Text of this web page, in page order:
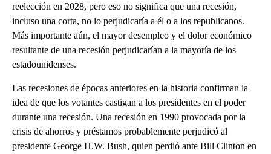
reelección en 2028, pero eso no significa que una recesión,
incluso una corta, no lo perjudicaría a él o a los republicanos.
Más importante aún, el mayor desempleo y el dolor económico
resultante de una recesión perjudicarían a la mayoría de los
estadounidenses.
Las recesiones de épocas anteriores en la historia confirman la
idea de que los votantes castigan a los presidentes en el poder
durante una recesión. Una recesión en 1990 provocada por la
crisis de ahorros y préstamos probablemente perjudicó al
presidente George H.W. Bush, quien perdió ante Bill Clinton en